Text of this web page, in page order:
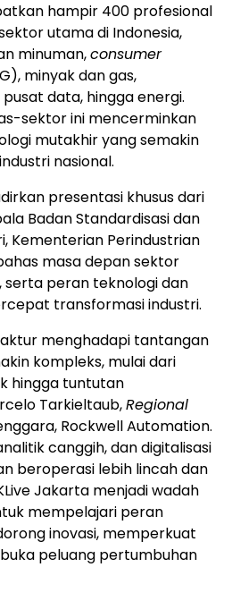
hampir 400 profesional
utama di Indonesia,
minuman,consumer
minyak dan gas,
data, hingga energi.
sektor ini mencerminkan
mutakhir yang semakin
nasional.
presentasi khusus dari
Badan Standardisasi dan
Kementerian Perindustrian
masa depan sektor
serta peran teknologi dan
transformasi industri.
menghadapi tantangan
kompleks, mulai dari
hingga tuntutan
Tarkieltaub,Regional
Rockwell Automation.
canggih, dan digitalisasi
beroperasi lebih lincah dan
Jakarta menjadi wadah
mempelajari peran
inovasi, memperkuat
peluang pertumbuhan